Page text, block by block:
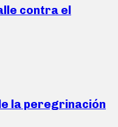
contra el
la peregrinación